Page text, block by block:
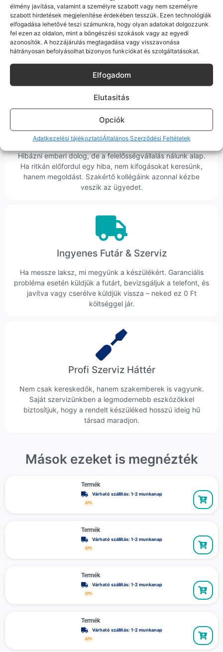
élmény javítása, valamint a személyre szabott vagy nem személyre
szabott hirdetések megjelenítése érdekében tesszük. Ezen technológiák
elfogadása lehetővé teszi számunkra, hogy olyan adatokat dolgozzunk
fel ezen az oldalon, mint a böngészési szokások vagy az egyedi
azonosítók. A hozzájárulás megtagadása vagy visszavonása
hátrányosan befolyásolhat bizonyos funkciókat és szolgáltatásokat.
Elfogadom
Elutasitás
Opciók
Adatkezelési tájékoztatóÁltalános Szerződési Feltételek
100% Elérhetőség
Sok éve a szegedi piac meghatározó szereplői vagyunk.
Nem egy arctalan webshop vagyunk: ha kérdésed van, élő
minket Szegeden.
Korrekt Ügyintézés
Hibázni emberi dolog, de a felelősségvállalás nálunk alap.
Ha ritkán előfordul egy hiba, nem kifogásokat keresünk,
hanem megoldást. Szakértő kollégáink azonnal kézbe
veszik az ügyedet.
Ingyenes Futár & Szerviz
Ha messze laksz, mi megyünk a készülékért. Garanciális
probléma esetén küldjük a futárt, bevizsgáljuk a telefont, és
javítva vagy cserélve küldjük vissza – neked ez 0 Ft
költséggel jár.
Profi Szerviz Háttér
Nem csak kereskedők, hanem szakemberek is vagyunk.
Saját szervizünkben a legmodernebb eszközökkel
biztosítjuk, hogy a rendelt készüléked hosszú ideig hű
társad maradjon.
Mások ezeket is megnézték
Termék
Várható szállítás: 1-2 munkanap
27%
Termék
Várható szállítás: 1-2 munkanap
27%
Termék
Várható szállítás: 1-2 munkanap
27%
Termék
Várható szállítás: 1-2 munkanap
27%